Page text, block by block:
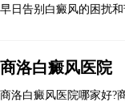
早日告别白癜风的困扰
商洛白癜风医院
商洛白癜风医院哪家好?